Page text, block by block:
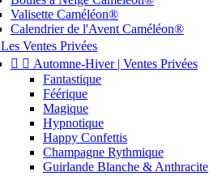
Valisette Caméléon®
Calendrier de l'Avent Caméléon®
Les Ventes Privées
  Automne-Hiver | Ventes Privées
Fantastique
Féérique
Magique
Hypnotique
Happy Confettis
Champagne Rythmique
Guirlande Blanche & Anthracite